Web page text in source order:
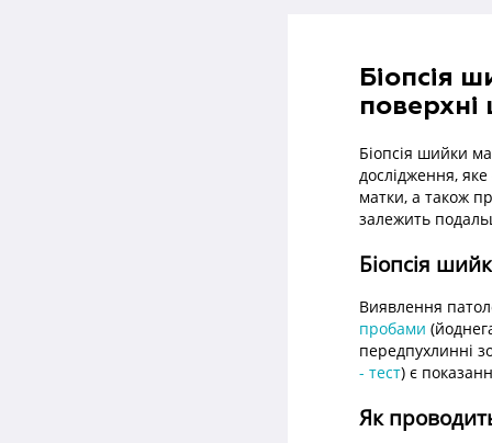
Біопсія
поверхні
Біопсія шийки
дослідження,
матки, а також
залежить
Біопсія
Виявлення
пробами
передпухлинні
- тест) є
Як